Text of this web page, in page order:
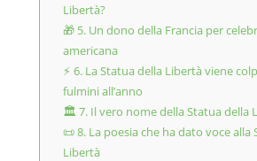
Libertà?
🎁 5. Un dono della Francia per
americana
⚡ 6. La Statua della Libertà viene
fulmini all’anno
🏛️ 7. Il vero nome della Statua della
📜 8. La poesia che ha dato voce alla
Libertà